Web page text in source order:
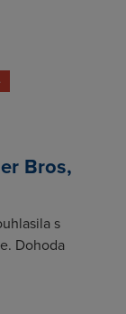
Bros,
s
Dohoda